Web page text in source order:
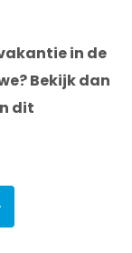
in de
Bekijk dan
dit